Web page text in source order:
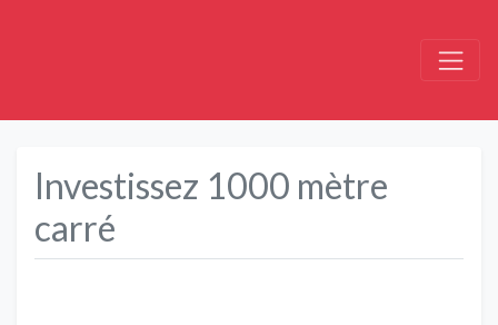
Investissez 1000 mètre
carré